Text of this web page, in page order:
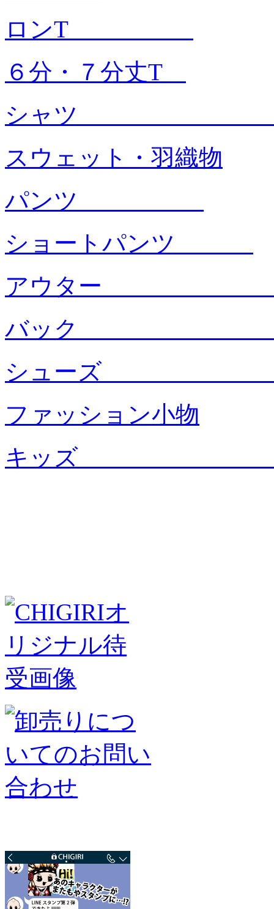
ロンT
６分・７分丈T
シャ
スウェット・羽織物
パンツ
ショートパンツ
アウタ
バック
シュー
ファッション小物
キッ